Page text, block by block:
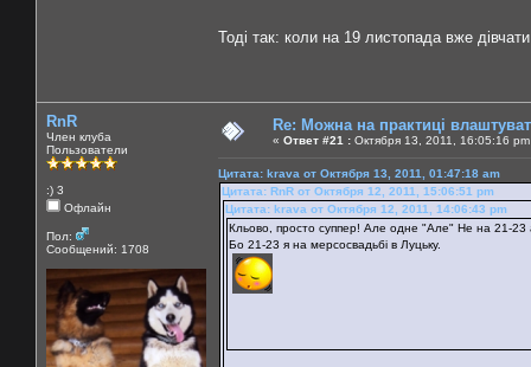
Тоді так: коли на 19 листопада вже
RnR
Член клуба
Пользователи
:) 3
Офлайн
Пол:
Сообщений: 1708
Re: Можна на практиці
« Ответ #21 : Октября 13, 2011, 16:05:16
Цитата: krava от Октября 13, 2011, 01:47:18 am
Цитата: RnR от Октября 12, 2011, 15:06:51 pm
Цитата: krava от Октября 12, 2011, 14:06:43 pm
Кльово, просто суппер! Але одне "Але" Не на 21-23
Бо 21-23 я на мерсосвадьбі в Луцьку.